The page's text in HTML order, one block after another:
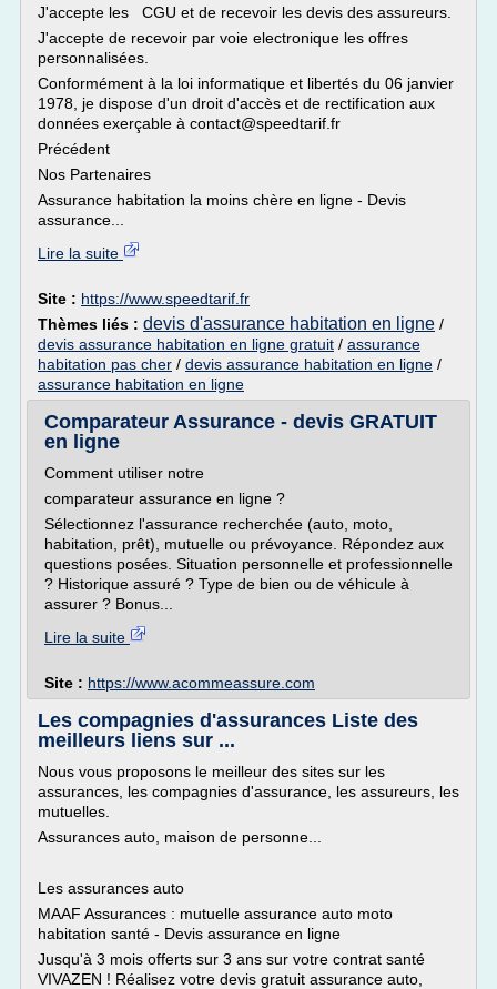
J'accepte les CGU et de recevoir les devis des assureurs.
J'accepte de recevoir par voie electronique les offres
personnalisées.
Conformément à la loi informatique et libertés du 06 janvier
1978, je dispose d'un droit d'accès et de rectification aux
données exerçable à contact@speedtarif.fr
Précédent
Nos Partenaires
Assurance habitation la moins chère en ligne - Devis
assurance...
Lire la suite
Site : https://www.speedtarif.fr
Thèmes liés : devis d'assurance habitation en ligne /
devis assurance habitation en ligne gratuit / assurance
habitation pas cher / devis assurance habitation en ligne /
assurance habitation en ligne
Comparateur Assurance - devis GRATUIT
en ligne
Comment utiliser notre
comparateur assurance en ligne ?
Sélectionnez l'assurance recherchée (auto, moto,
habitation, prêt), mutuelle ou prévoyance. Répondez aux
questions posées. Situation personnelle et professionnelle
? Historique assuré ? Type de bien ou de véhicule à
assurer ? Bonus...
Lire la suite
Site : https://www.acommeassure.com
Les compagnies d'assurances Liste des
meilleurs liens sur ...
Nous vous proposons le meilleur des sites sur les
assurances, les compagnies d'assurance, les assureurs, les
mutuelles.
Assurances auto, maison de personne...
Les assurances auto
MAAF Assurances : mutuelle assurance auto moto
habitation santé - Devis assurance en ligne
Jusqu'à 3 mois offerts sur 3 ans sur votre contrat santé
VIVAZEN ! Réalisez votre devis gratuit assurance auto,